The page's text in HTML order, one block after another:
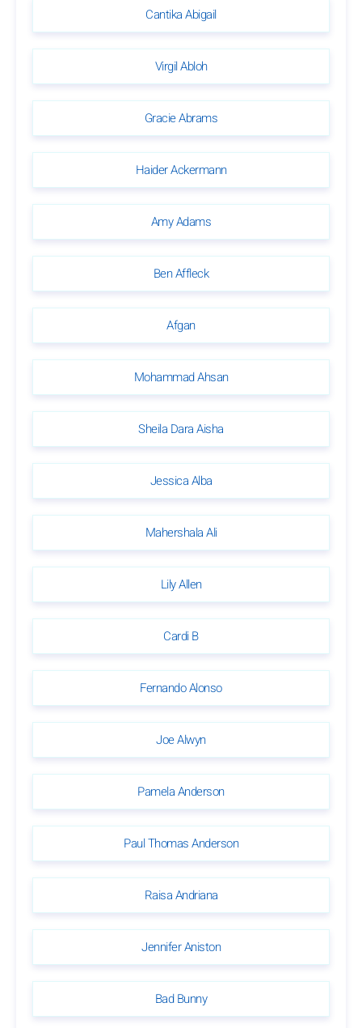
Cantika Abigail
Virgil Abloh
Gracie Abrams
Haider Ackermann
Amy Adams
Ben Affleck
Afgan
Mohammad Ahsan
Sheila Dara Aisha
Jessica Alba
Mahershala Ali
Lily Allen
Cardi B
Fernando Alonso
Joe Alwyn
Pamela Anderson
Paul Thomas Anderson
Raisa Andriana
Jennifer Aniston
Bad Bunny